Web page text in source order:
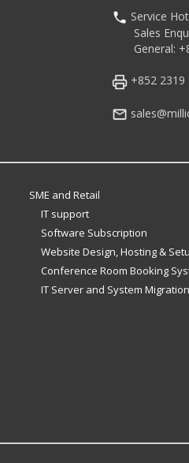
Service
Sales
General:
+852 2319
SME and Retail
IT support
Software Subscription
Website Design, Hosting &
Conference Room Booking
IT Server and System Migration